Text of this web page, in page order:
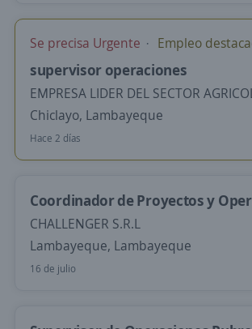
Se precisa Urgente Empleo
supervisor operaciones
EMPRESA LIDER DEL SECTOR
Chiclayo, Lambayeque
Hace 2 días
Coordinador de Proyectos y
CHALLENGER S.R.L
Lambayeque, Lambayeque
16 de julio